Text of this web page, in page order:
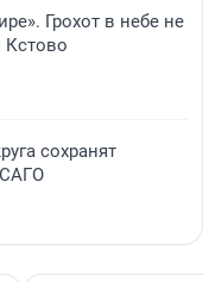
Грохот в небе не
Кстово
сохранят